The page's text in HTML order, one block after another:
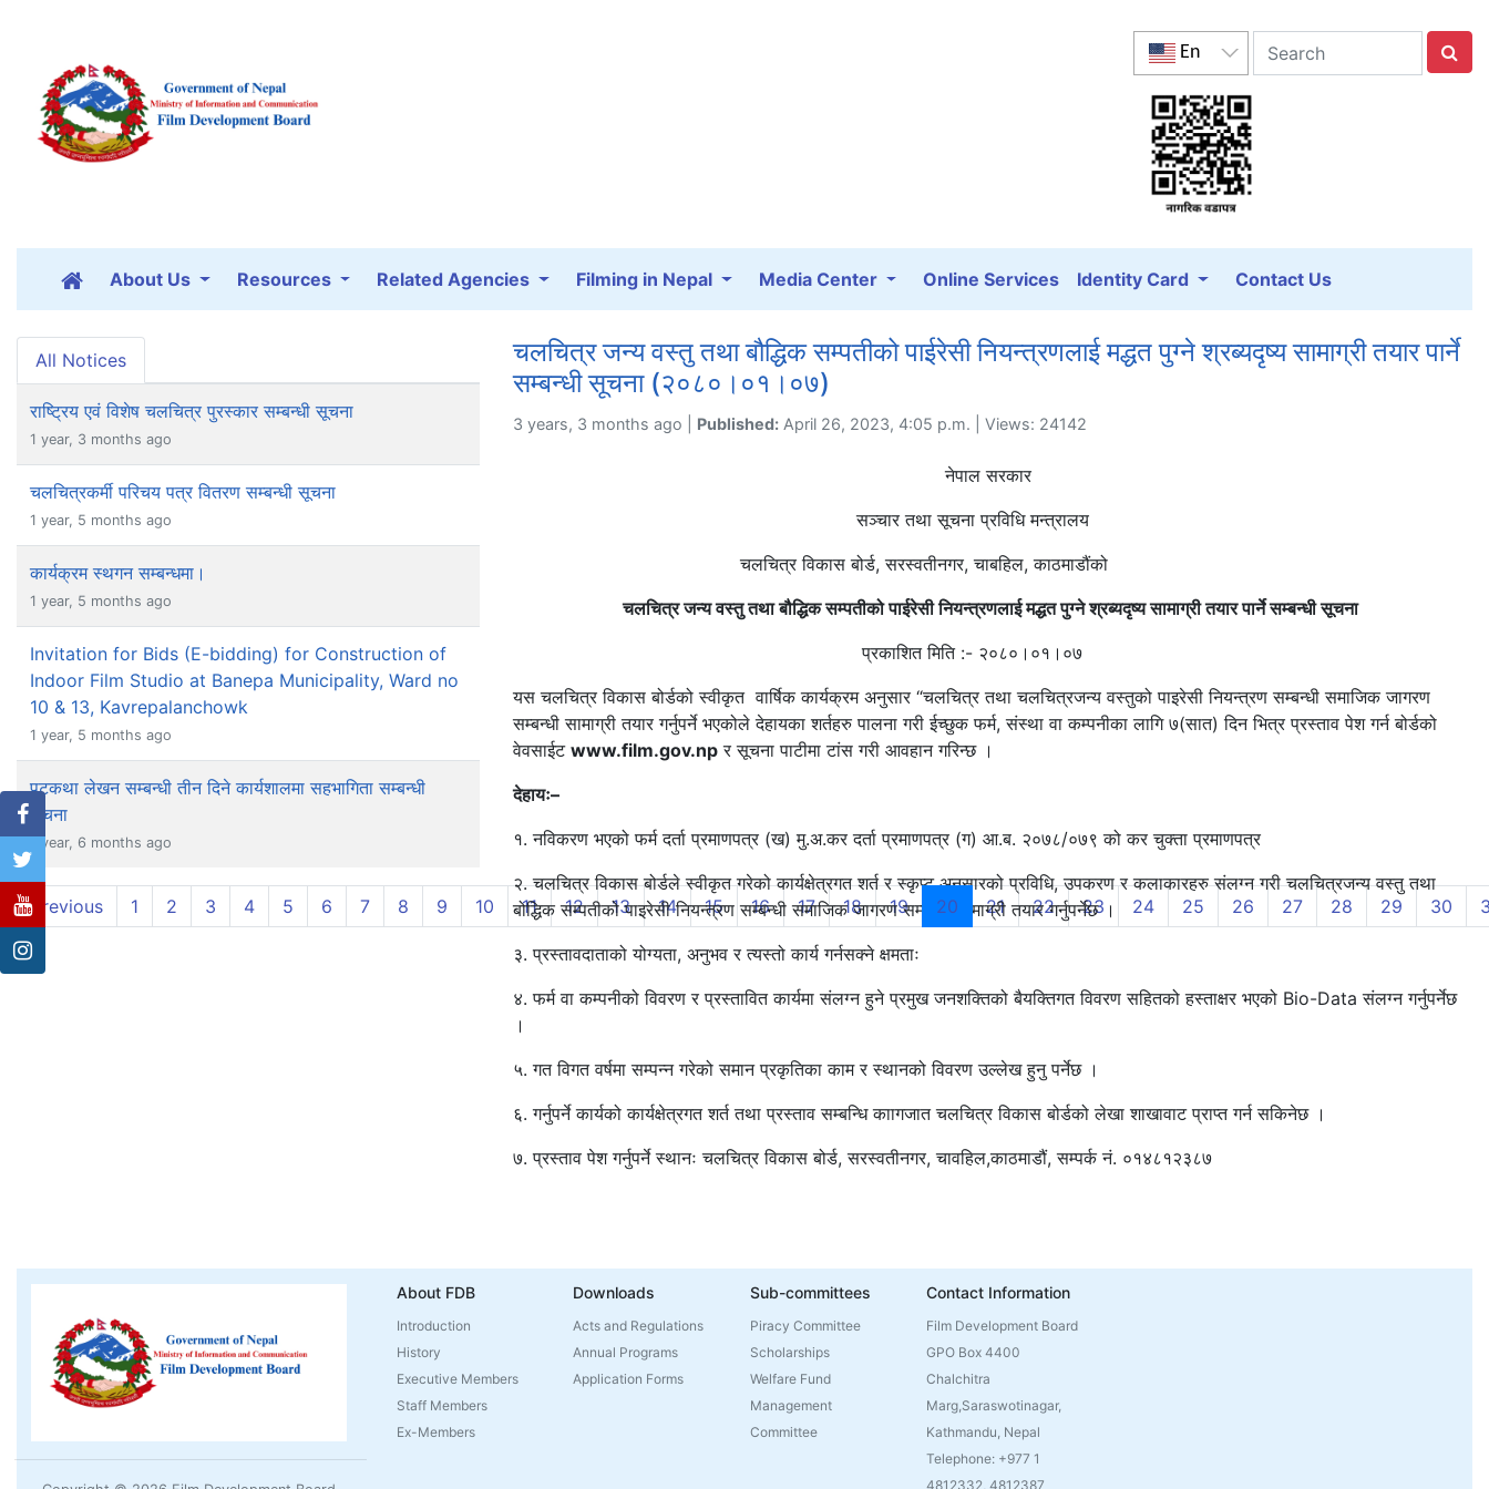
En
About Us Resources Related Agencies Filming in Nepal Media Center Online Services Identity Card Contact Us
All Notices
राष्ट्रिय एवं विशेष चलचित्र पुरस्कार सम्बन्धी सूचना
1 year, 3 months ago
चलचित्रकर्मी परिचय पत्र वितरण सम्बन्धी सूचना
1 year, 5 months ago
कार्यक्रम स्थगन सम्बन्धमा।
1 year, 5 months ago
Invitation for Bids (E-bidding) for Construction of
Indoor Film Studio at Banepa Municipality, Ward no
10 & 13, Kavrepalanchowk
1 year, 5 months ago
पटकथा लेखन सम्बन्धी तीन दिने कार्यशालमा सहभागिता सम्बन्धी
सूचना
1 year, 6 months ago
Previous 1 2 3 4 5 6 7 8 9 10 11 12 13 14 15 16 17 18 19 20 (current)
21 22 23 24 25 26 27 28 29 30
चलचित्र जन्य वस्तु तथा बौद्धिक सम्पतीको पाईरेसी नियन्त्रणलाई मद्धत पुग्ने श्रब्यदृष्य सामाग्री तयार पार्ने
सम्बन्धी सूचना (२०८०।०१।०७)
3 years, 3 months ago | Published: April 26, 2023, 4:05 p.m. | Views: 24142
नेपाल सरकार
सञ्चार तथा सूचना प्रविधि मन्त्रालय
चलचित्र विकास बोर्ड, सरस्वतीनगर, चाबहिल, काठमाडौंको
चलचित्र जन्य वस्तु तथा बौद्धिक सम्पतीको पाईरेसी नियन्त्रणलाई मद्धत पुग्ने श्रब्यदृष्य सामाग्री तयार पार्ने सम्बन्धी सूचना
प्रकाशित मिति :- २०८०।०१।०७
यस चलचित्र विकास बोर्डको स्वीकृत वार्षिक कार्यक्रम अनुसार “चलचित्र तथा चलचित्रजन्य वस्तुको पाइरेसी नियन्त्रण सम्बन्धी समाजिक जागरण
सम्बन्धी सामाग्री तयार गर्नुपर्ने भएकोले देहायका शर्तहरु पालना गरी ईच्छुक फर्म, संस्था वा कम्पनीका लागि ७(सात) दिन भित्र प्रस्ताव पेश गर्न बोर्डको
वेवसाईट www.film.gov.np र सूचना पाटीमा टांस गरी आवहान गरिन्छ ।
देहायः–
१. नविकरण भएको फर्म दर्ता प्रमाणपत्र (ख) मु.अ.कर दर्ता प्रमाणपत्र (ग) आ.ब. २०७८/०७९ को कर चुक्ता प्रमाणपत्र
२. चलचित्र विकास बोर्डले स्वीकृत गरेको कार्यक्षेत्रगत शर्त र स्कृप्ट अनुसारको प्रविधि, उपकरण र कलाकारहरु संलग्न गरी चलचित्रजन्य वस्तु तथा
बोद्धिक सम्पतीको पाइरेसी नियन्त्रण सम्बन्धी समाजिक जागरण सम्बन्धी सामाग्री तयार गर्नुपर्नेछ ।
३. प्रस्तावदाताको योग्यता, अनुभव र त्यस्तो कार्य गर्नसक्ने क्षमताः
४. फर्म वा कम्पनीको विवरण र प्रस्तावित कार्यमा संलग्न हुने प्रमुख जनशक्तिको बैयक्तिगत विवरण सहितको हस्ताक्षर भएको Bio-Data संलग्न गर्नुपर्नेछ
।
५. गत विगत वर्षमा सम्पन्न गरेको समान प्रकृतिका काम र स्थानको विवरण उल्लेख हुनु पर्नेछ ।
६. गर्नुपर्ने कार्यको कार्यक्षेत्रगत शर्त तथा प्रस्ताव सम्बन्धि काागजात चलचित्र विकास बोर्डको लेखा शाखावाट प्राप्त गर्न सकिनेछ ।
७. प्रस्ताव पेश गर्नुपर्ने स्थानः चलचित्र विकास बोर्ड, सरस्वतीनगर, चावहिल,काठमाडौं, सम्पर्क नं. ०१४८१२३८७
About FDB
Introduction
History
Executive Members
Staff Members
Ex-Members
Downloads
Acts and Regulations
Annual Programs
Application Forms
Sub-committees
Piracy Committee
Scholarships
Welfare Fund
Management
Committee
Contact Information
Film Development Board
GPO Box 4400
Chalchitra
Marg,Saraswotinagar,
Kathmandu, Nepal
Telephone: +977 1
4812332, 4812387